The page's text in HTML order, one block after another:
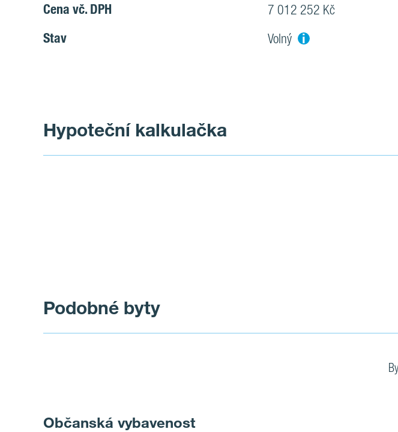
Cena vč. DPH 7 012 252 Kč
Stav Volný i
Hypoteční kalkulačka
Podobné byty
Občanská vybavenost